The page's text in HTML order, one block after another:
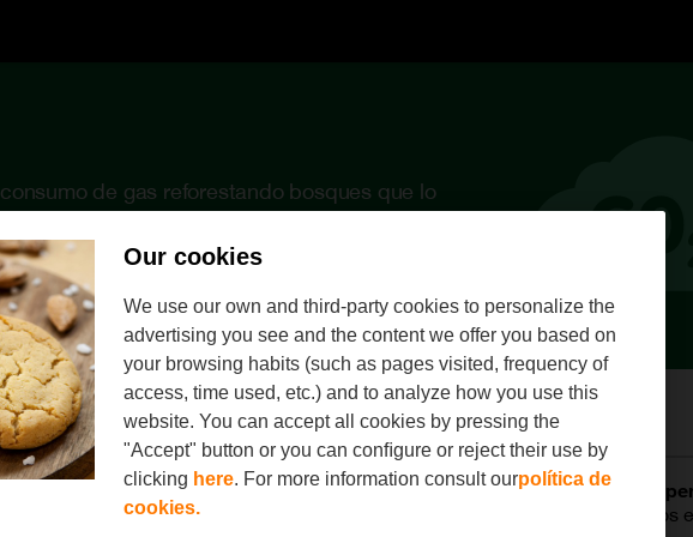
de gas reforestando bosques que lo
¿Tienes el gas con nosotros? Hay
Si has contratado el gas con nosotros,
Our cookies
We use our own and third-party cookies to personalize the
advertising you see and the content we offer you based on
your browsing habits (such as pages visited, frequency of
access, time used, etc.) and to analyze how you use this
website. You can accept all cookies by pressing the
"Accept" button or you can conﬁgure or reject their use by
clicking here. For more information consult ourpolítica de
cookies.